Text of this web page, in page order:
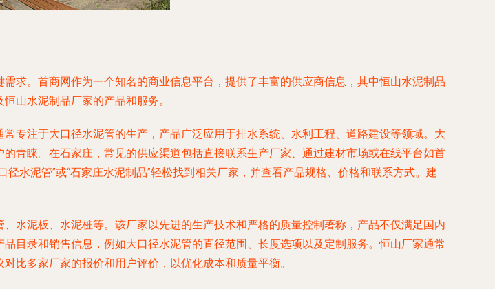
求。首商网作为一个知名的商业信息平台，提供了丰富的供应商信息，其中恒山水泥制品
山水泥制品厂家的产品和服务。
专注于大口径水泥管的生产，产品广泛应用于排水系统、水利工程、道路建设等领域。大
青睐。在石家庄，常见的供应渠道包括直接联系生产厂家、通过建材市场或在线平台如首
水泥管”或“石家庄水泥制品”轻松找到相关厂家，并查看产品规格、价格和联系方式。建
水泥板、水泥桩等。该厂家以先进的生产技术和严格的质量控制著称，产品不仅满足国内
目录和销售信息，例如大口径水泥管的直径范围、长度选项以及定制服务。恒山厂家通常
比多家厂家的报价和用户评价，以优化成本和质量平衡。